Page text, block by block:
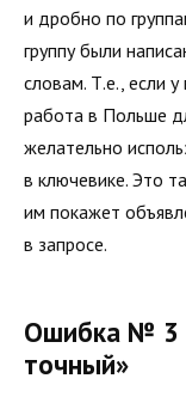
и дробно по
группу были
словам. Т.е., если у
работа в Польше
желательно
в ключевике. Это
им покажет
в запросе.
Ошибка № 3
точный»